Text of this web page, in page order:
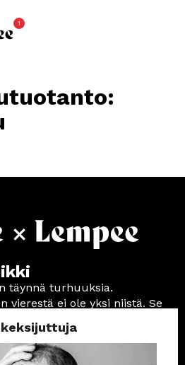
1
täynnä turhuuksia.
vierestä ei ole yksi niistä. Se